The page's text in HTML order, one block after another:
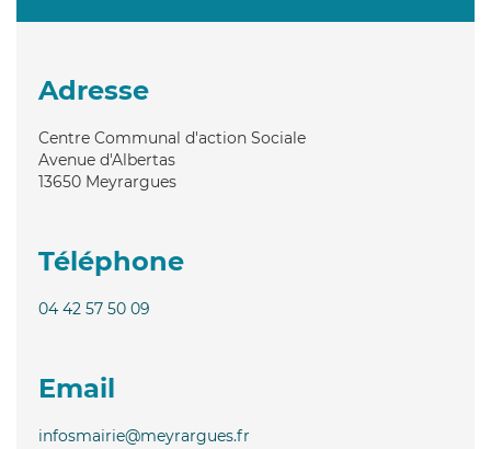
Adresse
Centre Communal d'action Sociale
Avenue d'Albertas
13650 Meyrargues
Téléphone
04 42 57 50 09
Email
infosmairie@meyrargues.fr